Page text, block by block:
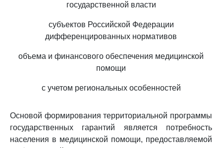
государственной власти
субъектов Российской Федерации
дифференцированных нормативов
объема и финансового обеспечения медицинской
помощи
с учетом региональных особенностей
Основой формирования территориальной программы
государственных гарантий является потребность
населения в медицинской помощи, предоставляемой